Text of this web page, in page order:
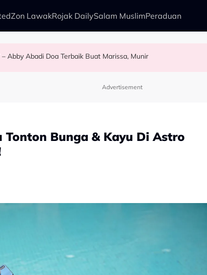
Zon LawakRojak DailySalam MuslimPeraduan
Dikenali Doktor
Abby Abadi Doa Terbaik Buat Marissa, Munir
Anak Yang Sudah Mati
Pelamin
Advertisement
Tonton Bunga & Kayu Di Astro